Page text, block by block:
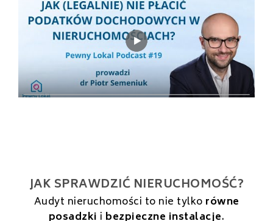
JAK SPRAWDZIĆ NIERUCHOMOŚĆ?
Audyt nieruchomości to nie tylko równe
posadzki i bezpieczne instalacje.